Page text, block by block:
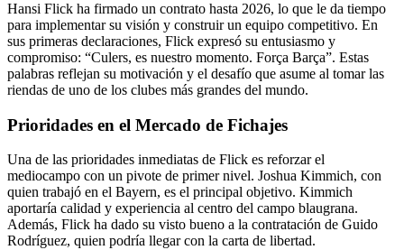
Hansi Flick ha firmado un contrato hasta 2026, lo que le da tiempo
para implementar su visión y construir un equipo competitivo. En
sus primeras declaraciones, Flick expresó su entusiasmo y
compromiso: “Culers, es nuestro momento. Força Barça”. Estas
palabras reflejan su motivación y el desafío que asume al tomar las
riendas de uno de los clubes más grandes del mundo.
Prioridades en el Mercado de Fichajes
Una de las prioridades inmediatas de Flick es reforzar el
mediocampo con un pivote de primer nivel. Joshua Kimmich, con
quien trabajó en el Bayern, es el principal objetivo. Kimmich
aportaría calidad y experiencia al centro del campo blaugrana.
Además, Flick ha dado su visto bueno a la contratación de Guido
Rodríguez, quien podría llegar con la carta de libertad.